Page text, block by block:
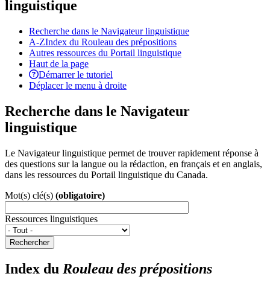
linguistique
Recherche dans le Navigateur linguistique
A-ZIndex du Rouleau des prépositions
Autres ressources du Portail linguistique
Haut de la page
Démarrer le tutoriel
Déplacer le menu à droite
Recherche dans le Navigateur
linguistique
Le Navigateur linguistique permet de trouver rapidement réponse à
des questions sur la langue ou la rédaction, en français et en anglais,
dans les ressources du Portail linguistique du Canada.
Mot(s) clé(s) (obligatoire)
Ressources linguistiques
Rechercher
Index du Rouleau des prépositions